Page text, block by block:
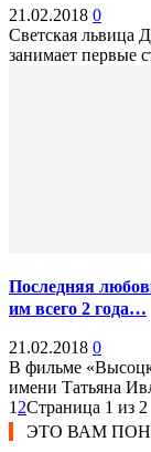
21.02.2018 0
Светская львица
занимает первые
Последняя
им всего 2 года…
21.02.2018 0
В фильме
имени Татьяна
1 2Страница 1 из 2
ЭТО ВАМ